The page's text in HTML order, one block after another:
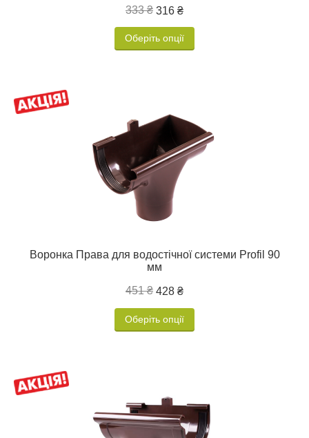
333 ₴ 316 ₴
Оберіть опції
Воронка Права для водостічної системи Profil 90
мм
451 ₴ 428 ₴
Оберіть опції